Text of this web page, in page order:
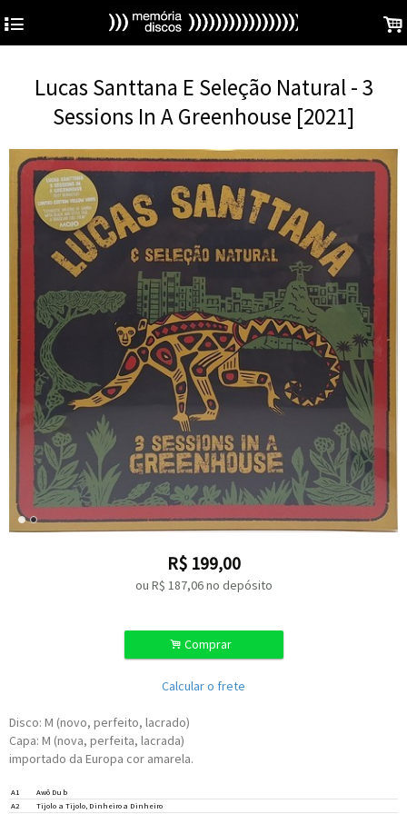
4 .
Lucas Santtana E Seleção Natural - 3
Sessions In A Greenhouse [2021]
R$ 199,00
ou R$ 187,06no depósito
. Comprar
Calcular o frete
Disco: M (novo, perfeito, lacrado)
Capa: M (nova, perfeita, lacrada)
importado da Europa cor amarela.
A1
Awô Dub
A2
Tijolo a Tijolo, Dinheiro a Dinheiro